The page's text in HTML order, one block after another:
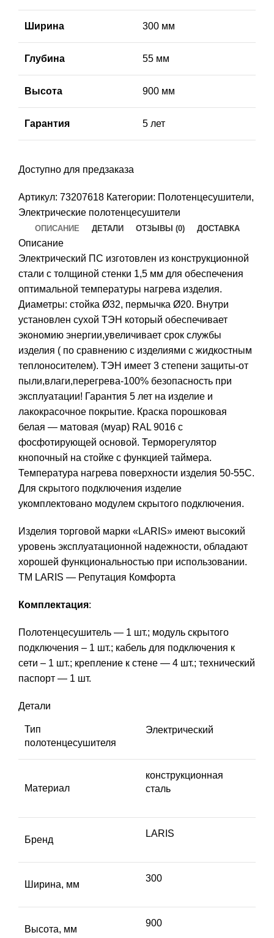
Ширина 300 мм
Глубина 55 мм
Высота 900 мм
Гарантия 5 лет
Доступно для предзаказа
Артикул: 73207618 Категории: Полотенцесушители,
Электрические полотенцесушители
ОПИСАНИЕ ДЕТАЛИ ОТЗЫВЫ (0) ДОСТАВКА
Описание
Электрический ПС изготовлен из конструкционной
стали с толщиной стенки 1,5 мм для обеспечения
оптимальной температуры нагрева изделия.
Диаметры: стойка Ø32, пермычка Ø20. Внутри
установлен сухой ТЭН который обеспечивает
экономию энергии,увеличивает срок службы
изделия ( по сравнению с изделиями с жидкостным
теплоносителем). ТЭН имеет 3 степени защиты-от
пыли,влаги,перегрева-100% безопасность при
эксплуатации! Гарантия 5 лет на изделие и
лакокрасочное покрытие. Краска порошковая
белая — матовая (муар) RAL 9016 с
фосфотирующей основой. Терморегулятор
кнопочный на стойке с функцией таймера.
Температура нагрева поверхности изделия 50-55C.
Для скрытого подключения изделие
укомплектовано модулем скрытого подключения.
Изделия торговой марки «LARIS» имеют высокий
уровень эксплуатационной надежности, обладают
хорошей функциональностью при использовании.
ТМ LARIS — Репутация Комфорта
Комплектация:
Полотенцесушитель — 1 шт.; модуль скрытого
подключения – 1 шт.; кабель для подключения к
сети – 1 шт.; крепление к стене — 4 шт.; технический
паспорт — 1 шт.
Детали
Тип
полотенцесушителя
Электрический
Материал
конструкционная
сталь
Бренд
LARIS
Ширина, мм
300
Высота, мм
900